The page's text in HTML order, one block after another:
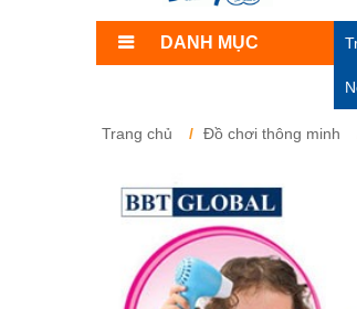
DANH MỤC
Trang chủ Đồ chơi thông minh